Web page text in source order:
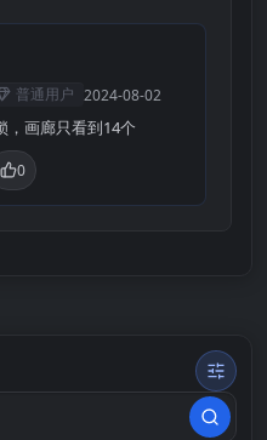
普通用户 2024-08-02
，画廊只看到14个
0